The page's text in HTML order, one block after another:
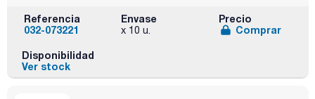
Referencia
032-073221
Envase
x 10 u.
Precio
Comprar
Disponibilidad
Ver stock